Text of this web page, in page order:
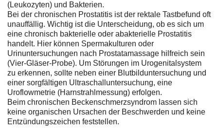
(Leukozyten) und Bakterien.
Bei der chronischen Prostatitis ist der rektale Tastbefund oft
unauffällig. Wichtig ist die Unterscheidung, ob es sich um
eine chronisch bakterielle oder abakterielle Prostatitis
handelt. Hier können Spermakulturen oder
Urinuntersuchungen nach Prostatamassage hilfreich sein
(Vier-Gläser-Probe). Um Störungen im Urogenitalsystem
zu erkennen, sollte neben einer Blutbilduntersuchung und
einer sorgfältigen Ultraschalluntersuchung, eine
Uroflowmetrie (Harnstrahlmessung) erfolgen.
Beim chronischen Beckenschmerzsyndrom lassen sich
keine organischen Ursachen der Beschwerden und keine
Entzündungszeichen feststellen.